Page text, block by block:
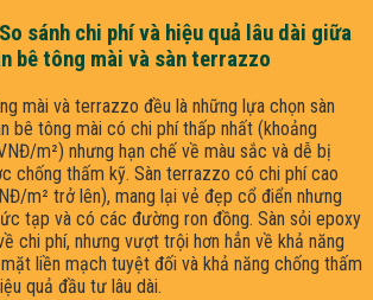
sánh chi phí và hiệu quả lâu dài giữa
bê tông mài và sàn terrazzo
mài và terrazzo đều là những lựa chọn sàn
bê tông mài có chi phí thấp nhất (khoảng
m²) nhưng hạn chế về màu sắc và dễ bị
chống thấm kỹ. Sàn terrazzo có chi phí cao
m² trở lên), mang lại vẻ đẹp cổ điển nhưng
tạp và có các đường ron đồng. Sàn sỏi epoxy
chi phí, nhưng vượt trội hơn hẳn về khả năng
liền mạch tuyệt đối và khả năng chống thấm
quả đầu tư lâu dài.